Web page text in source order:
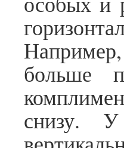
больше
снизу.